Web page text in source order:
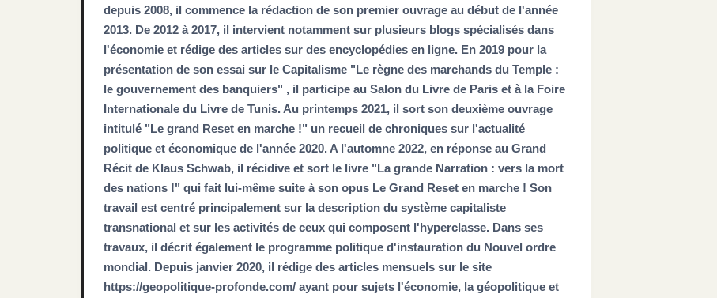
depuis 2008, il commence la rédaction de son premier ouvrage au début de l'année
2013. De 2012 à 2017, il intervient notamment sur plusieurs blogs spécialisés dans
l'économie et rédige des articles sur des encyclopédies en ligne. En 2019 pour la
présentation de son essai sur le Capitalisme "Le règne des marchands du Temple :
le gouvernement des banquiers" , il participe au Salon du Livre de Paris et à la Foire
Internationale du Livre de Tunis. Au printemps 2021, il sort son deuxième ouvrage
intitulé "Le grand Reset en marche !" un recueil de chroniques sur l'actualité
politique et économique de l'année 2020. A l'automne 2022, en réponse au Grand
Récit de Klaus Schwab, il récidive et sort le livre "La grande Narration : vers la mort
des nations !" qui fait lui-même suite à son opus Le Grand Reset en marche ! Son
travail est centré principalement sur la description du système capitaliste
transnational et sur les activités de ceux qui composent l'hyperclasse. Dans ses
travaux, il décrit également le programme politique d'instauration du Nouvel ordre
mondial. Depuis janvier 2020, il rédige des articles mensuels sur le site
https://geopolitique-profonde.com/ ayant pour sujets l'économie, la géopolitique et